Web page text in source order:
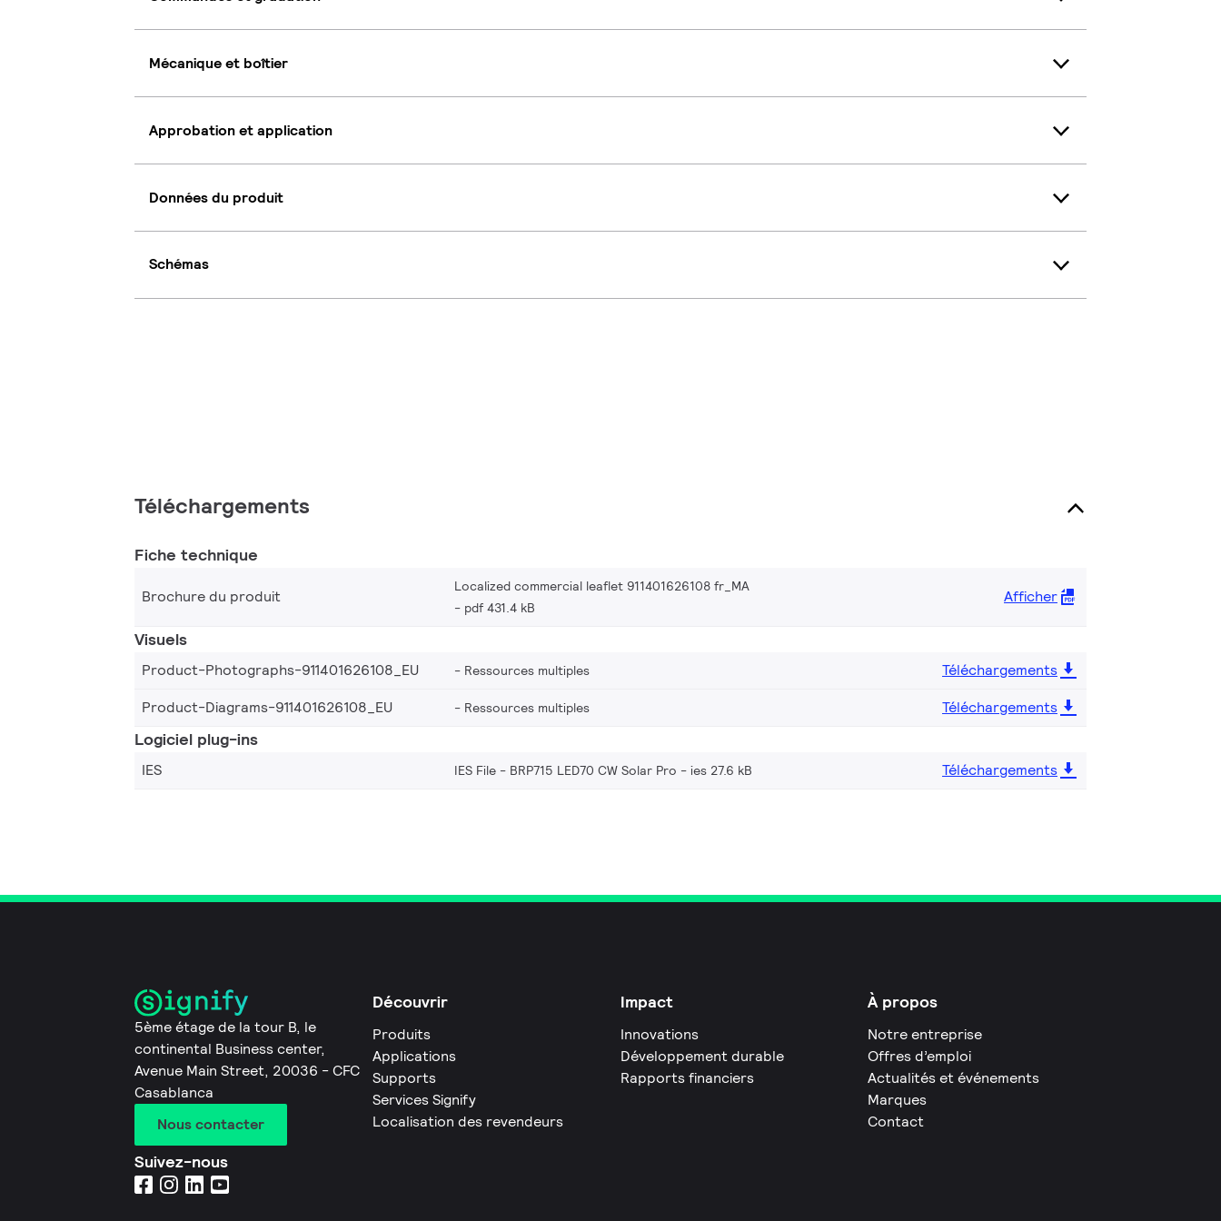
Mécanique et boîtier
Approbation et application
Données du produit
Schémas
Téléchargements
Fiche technique
Brochure du produit
Localized commercial leaflet 911401626108 fr_MA
pdf 431.4 kB
Afficher
Visuels
Product-Photographs-911401626108_EU Ressources multiples
Téléchargements
Product-Diagrams-911401626108_EU
Ressources multiples Téléchargements
Logiciel plug-ins
IES IES File - BRP715 LED70 CW Solar Pro ies 27.6 kB Téléchargements
5ème étage de la tour B, le
continental Business center,
Avenue Main Street, 20036 - CFC
Casablanca
Nous contacter
Suivez-nous
Découvrir
Produits
Applications
Supports
Services Signify
Localisation des revendeurs
Impact
Innovations
Développement durable
Rapports financiers
À propos
Notre entreprise
Offres d’emploi
Actualités et événements
Marques
Contact